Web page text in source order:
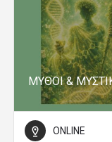
ΜΥΘΟΙ &
ONLINE